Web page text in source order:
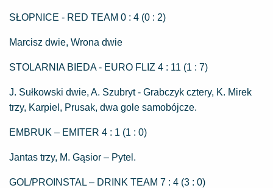
SŁOPNICE - RED TEAM 0 : 4 (0 : 2)
Marcisz dwie, Wrona dwie
STOLARNIA BIEDA - EURO FLIZ 4 : 11 (1 : 7)
J. Sułkowski dwie, A. Szubryt - Grabczyk cztery, K. Mirek
trzy, Karpiel, Prusak, dwa gole samobójcze.
EMBRUK – EMITER 4 : 1 (1 : 0)
Jantas trzy, M. Gąsior – Pytel.
GOL/PROINSTAL – DRINK TEAM 7 : 4 (3 : 0)